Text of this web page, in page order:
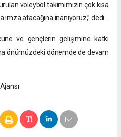
voleybol takımımızın çok kısa
atacağına inanıyoruz,” dedi.
ve gençlerin gelişimine katkı
önümüzdeki dönemde de devam